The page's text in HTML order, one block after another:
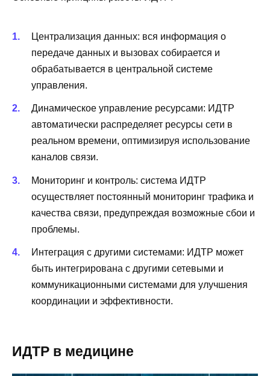
Централизация данных: вся информация о
передаче данных и вызовах собирается и
обрабатывается в центральной системе
управления.
Динамическое управление ресурсами: ИДТР
автоматически распределяет ресурсы сети в
реальном времени, оптимизируя использование
каналов связи.
Мониторинг и контроль: система ИДТР
осуществляет постоянный мониторинг трафика и
качества связи, предупреждая возможные сбои и
проблемы.
Интеграция с другими системами: ИДТР может
быть интегрирована с другими сетевыми и
коммуникационными системами для улучшения
координации и эффективности.
ИДТР в медицине